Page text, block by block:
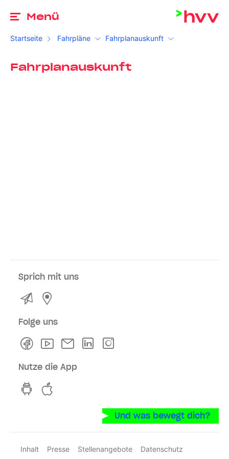
Menü
Startseite Fahrpläne Fahrplanauskunft
Fahrplanauskunft
Sprich mit uns
Kontakt
Folge uns
FacebookYoutubeNewsletterLinkedln
Nutze die App
hvv switch App auf GooglePlay
Und was bewegt dich?
Inhalt Presse Stellenangebote
Datenschutz